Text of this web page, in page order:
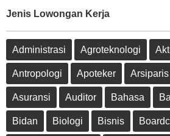
Jenis Lowongan Kerja
Administrasi Agroteknologi
Antropologi Apoteker Arsiparis
Asuransi Auditor Bahasa
Bidan Biologi Bisnis